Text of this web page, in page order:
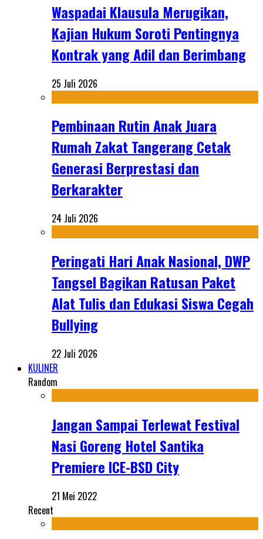
Waspadai Klausula Merugikan,
Kajian Hukum Soroti Pentingnya
Kontrak yang Adil dan Berimbang
25 Juli 2026
Pembinaan Rutin Anak Juara
Rumah Zakat Tangerang Cetak
Generasi Berprestasi dan
Berkarakter
24 Juli 2026
Peringati Hari Anak Nasional, DWP
Tangsel Bagikan Ratusan Paket
Alat Tulis dan Edukasi Siswa Cegah
Bullying
22 Juli 2026
KULINER
Random
Jangan Sampai Terlewat Festival
Nasi Goreng Hotel Santika
Premiere ICE-BSD City
21 Mei 2022
Recent